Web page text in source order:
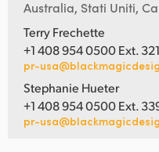
Australia, Stati Uniti,
Terry Frechette
+1 408 954 0500 Ext. 321
pr-
Stephanie Hueter
+1 408 954 0500 Ext.
pr-